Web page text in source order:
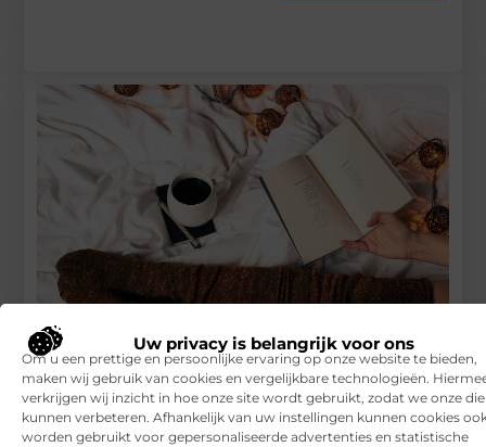
Uw privacy is belangrijk voor ons
Om u een prettige en persoonlijke ervaring op onze website te bieden,
maken wij gebruik van cookies en vergelijkbare technologieën.
verkrijgen wij inzicht in hoe onze site wordt gebruikt, zodat we onze
kunnen verbeteren. Afhankelijk van uw instellingen kunnen cookies
worden gebruikt voor gepersonaliseerde advertenties en statistische
Ervaar het comfort en de schoonheid van Elizz Leggings
RECENTE BERICHTEN
7 tips voor het kiezen van een luxe vakantiepark